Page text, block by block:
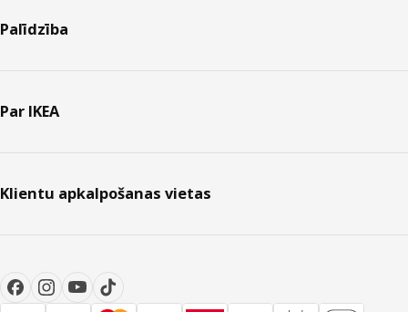
Palīdzība
Par IKEA
Klientu apkalpošanas vietas